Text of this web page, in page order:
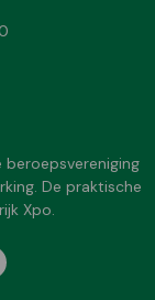
beroepsvereniging
De praktische
Xpo.